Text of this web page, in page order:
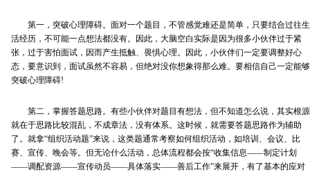
第一，突破心理障碍。面对一个题目，不管感觉难还是简单，只要结合过往生
活经历，不可能一点想法都没有。因此，大脑空白实际是因为很多小伙伴过于紧
张，过于害怕面试，因而产生抵触、畏惧心理。因此，小伙伴们一定要调整好心
态，要意识到，面试虽然不容易，但绝对没你想象得那么难。要相信自己一定能够
突破心理障碍!
第二，掌握答题思路。有些小伙伴对题目有想法，但不知道怎么说，其实根源
就在于思路比较混乱，不成章法，没有体系。这时候，就需要答题思路作为辅助
了。就拿“组织活动题”来说，这类题通常考察如何组织活动，如培训、会议、比
赛、宣传、晚会等。但无论什么活动，总体流程都会按“收集信息——制定计划
——调配资源——宣传动员——具体落实——善后工作”来展开，有了基本的应对